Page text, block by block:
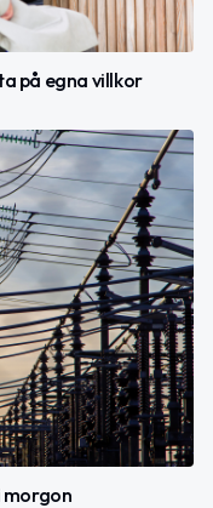
på egna villkor
morgon